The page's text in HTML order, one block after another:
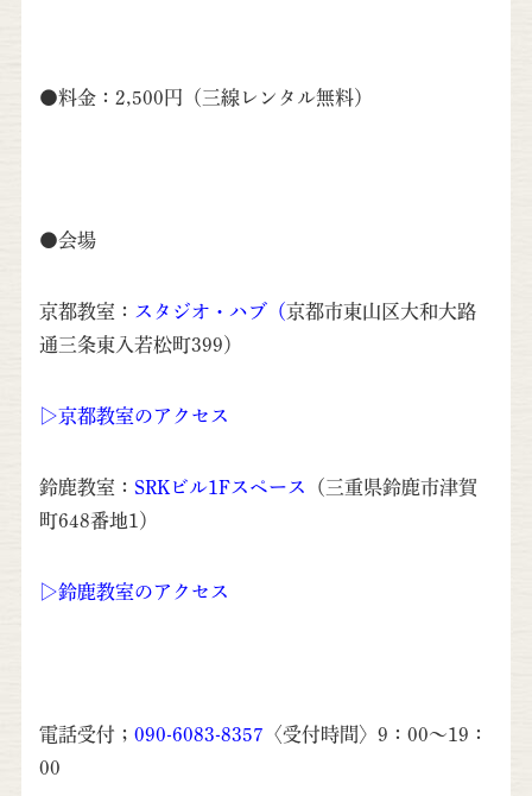
●料金：2,500円（三線レンタル無料）
●会場
京都教室： スタジオ・ハブ（京都市東山区大和大路
通三条東入若松町399）
▷京都教室のアクセス
鈴鹿教室： SRKビル1Fスペース
（三重県鈴鹿市津賀
町648番地1）
▷鈴鹿教室のアクセス
電話受付； 090-6083-8357 〈受付時間〉9：00～19：
00